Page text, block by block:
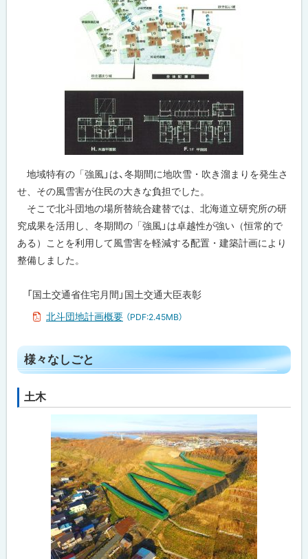
地域特有の「強風」は、冬期間に地吹雪・吹き溜まりを発生さ
せ、その風雪害が住民の大きな負担でした。
そこで北斗団地の場所替統合建替では、北海道立研究所の研
究成果を活用し、冬期間の「強風」は卓越性が強い（恒常的で
ある）ことを利用して風雪害を軽減する配置・建築計画により
整備しました。
「国土交通省住宅月間」国土交通大臣表彰
北斗団地計画概要 （PDF:2.45MB）
ト
ッ
プ
に
様々なしごと
土木